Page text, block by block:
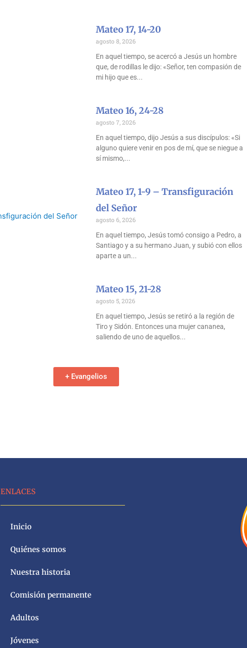
Mateo 17, 14-20
agosto 8, 2026
En aquel tiempo, se acercó a Jesús un hombre
que, de rodillas le dijo: «Señor, ten compasión de
mi hijo que es
Mateo 16, 24-28
agosto 7, 2026
En aquel tiempo, dijo Jesús a sus discípulos: «Si
alguno quiere venir en pos de mí, que se niegue a
sí mismo,
Mateo 17, 1-9 – Transfiguración
del Señor
agosto 6, 2026
En aquel tiempo, Jesús tomó consigo a Pedro, a
Santiago y a su hermano Juan, y subió con ellos
aparte a un
Mateo 15, 21-28
agosto 5, 2026
En aquel tiempo, Jesús se retiró a la región de
Tiro y Sidón. Entonces una mujer cananea,
saliendo de uno de aquellos
+ Evangelios
ENLACES
Inicio
Quiénes somos
Nuestra historia
Comisión permanente
Adultos
Jóvenes